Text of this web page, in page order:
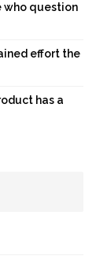
who question
effort the
has a